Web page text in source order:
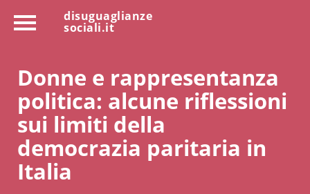
disuguaglianze
sociali.it
Donne e rappresentanza
politica: alcune riflessioni
sui limiti della
democrazia paritaria in
Italia